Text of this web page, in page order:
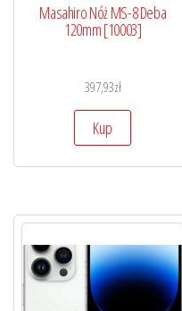
Masahiro Nóż MS-8 Deba
120mm [10003]
397,93zł
Kup